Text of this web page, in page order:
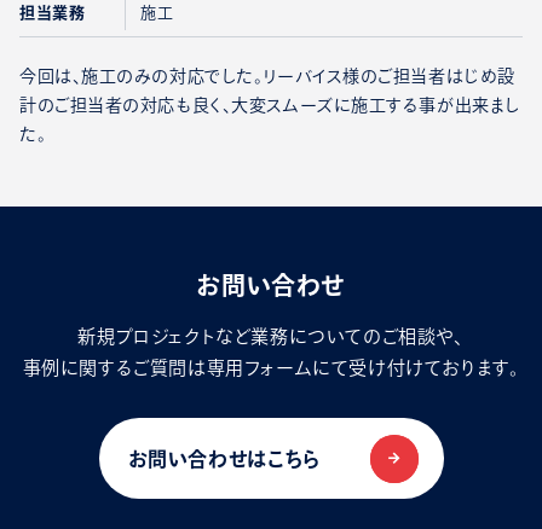
担当業務 施工
今回は、施工のみの対応でした。リーバイス様のご担当者はじめ設
計のご担当者の対応も良く、大変スムーズに施工する事が出来まし
た。
お問い合わせ
新規プロジェクトなど業務についてのご相談や、
事例に関するご質問は専用フォームにて受け付けております。
お問い合わせはこちら